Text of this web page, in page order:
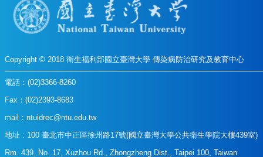
Copyright © 2018 衛生福利部國立臺灣大學 傳染病防治研究及教育中心
電話：(02)3366-8260
Fax：(02)2393-8683
mail：ntuidrec@ntu.edu.tw
地址 : 100 臺北市中正區徐州路17號(國立臺灣大學公共衛生學院大樓439室)
Rm. 439, No. 17, Xuzhou Rd., Zhongzheng Dist., Taipei 100, Taiwan